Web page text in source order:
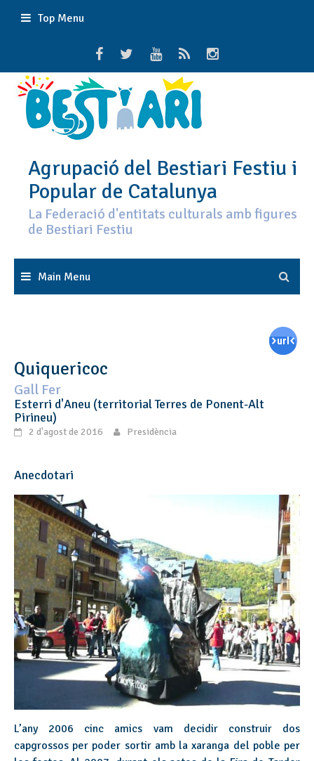
Top Menu
Agrupació del Bestiari Festiu i
Popular de Catalunya
La Federació d'entitats culturals amb figures
de Bestiari Festiu
Main Menu
Quiquericoc
Gall Fer
Esterri d'Aneu (territorial Terres de Ponent-Alt
Pirineu)
2 d'agost de 2016 Presidència
Anecdotari
L’any 2006 cinc amics vam decidir construir dos
capgrossos per poder sortir amb la xaranga del poble per